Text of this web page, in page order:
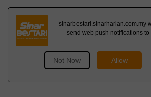
Dapatkan Newsletter